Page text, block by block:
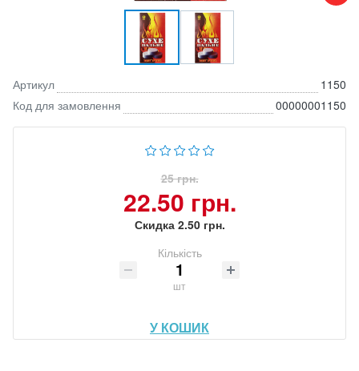
Артикул
1150
Код для замовлення
00000001150
25 грн.
22.50 грн.
Скидка 2.50 грн.
Кількість
шт
У КОШИК